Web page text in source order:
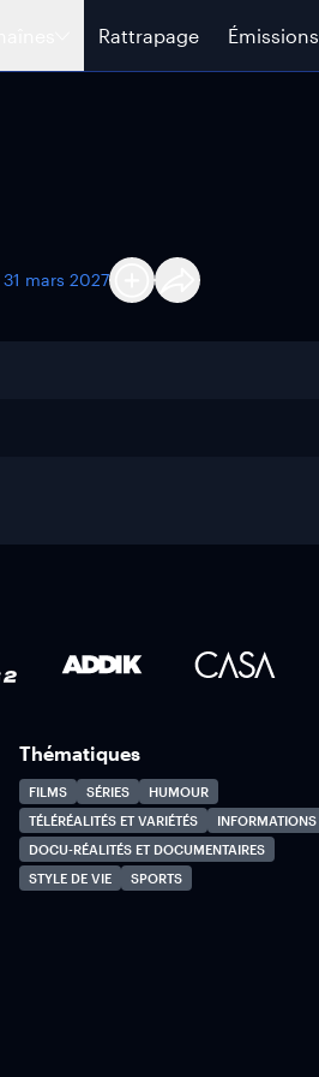
Rattrapage Émissions
31 mars 2027
Thématiques
FILMS SÉRIES
HUMOUR
TÉLÉRÉALITÉS ET VARIÉTÉS
INFORMATIONS
DOCU-RÉALITÉS ET DOCUMENTAIRES
STYLE DE VIE
SPORTS